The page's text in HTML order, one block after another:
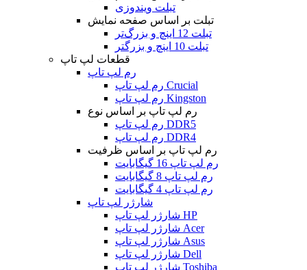
تبلت ویندوزی
تبلت بر اساس صفحه نمایش
تبلت 12 اینچ و بزرگ‌تر
تبلت 10 اینچ و بزرگتر
قطعات لپ تاپ
رم لپ تاپ
رم لپ تاپ Crucial
رم لپ تاپ Kingston
رم لپ تاپ بر اساس نوع
رم لپ تاپ DDR5
رم لپ تاپ DDR4
رم لپ تاپ بر اساس ظرفیت
رم لپ تاپ 16 گیگابایت
رم لپ تاپ 8 گیگابایت
رم لپ تاپ 4 گیگابایت
شارژر لپ تاپ
شارژر لپ تاپ HP
شارژر لپ تاپ Acer
شارژر لپ تاپ Asus
شارژر لپ تاپ Dell
شارژر لپ تاپ Toshiba